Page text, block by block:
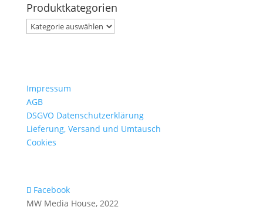
Produktkategorien
Impressum
AGB
DSGVO Datenschutzerklärung
Lieferung, Versand und Umtausch
Cookies
Facebook
MW Media House, 2022